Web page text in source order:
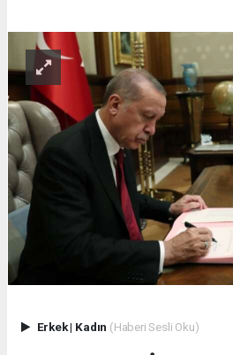
Erkek| Kadın (Haberi Sesli Oku)